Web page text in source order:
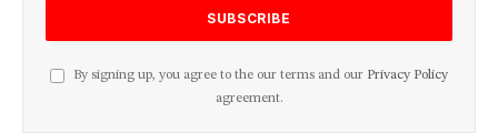
By signing up, you agree to the our terms and our Privacy Policy
agreement.